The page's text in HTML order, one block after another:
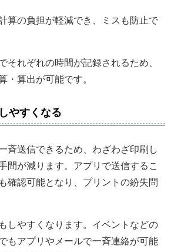
算の負担が軽減でき、ミスも防止で
それぞれの時間が記録されるため、
・算出が可能です。
やすくなる
斉送信できるため、わざわざ印刷し
間が減ります。アプリで送信するこ
確認可能となり、プリントの紛失問
しやすくなります。イベントなどの
もアプリやメールで一斉連絡が可能